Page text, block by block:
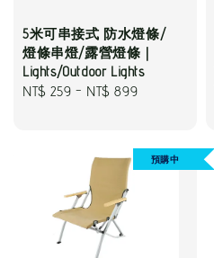
5米可串接式 防水燈條/
燈條串燈/露營燈條｜
Lights/Outdoor Lights
Regular
NT$ 259 - NT$ 899
預購中